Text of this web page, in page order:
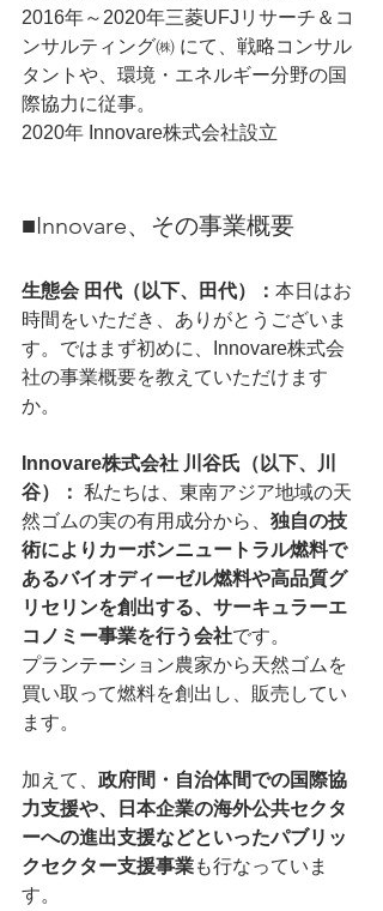
2016年～2020年三菱UFJリサーチ＆コ
ンサルティング㈱ にて、戦略コンサル
タントや、環境・エネルギー分野の国
際協力に従事。
2020年 Innovare株式会社設立
■Innovare、その事業概要
生態会 田代（以下、田代）： 本日はお
時間をいただき、ありがとうございま
す。ではまず初めに、Innovare株式会
社の事業概要を教えていただけます
か。
Innovare株式会社 川谷氏（以下、川
谷）： 私たちは、東南アジア地域の天
然ゴムの実の有用成分から、 独自の技
術によりカーボンニュートラル燃料で
あるバイオディーゼル燃料や高品質グ
リセリンを創出する、サーキュラーエ
コノミー事業を行う会社です。
プランテーション農家から天然ゴムを
買い取って燃料を創出し、販売してい
ます。
加えて、 政府間・自治体間での国際協
力支援や、日本企業の海外公共セクタ
ーへの進出支援などといったパブリッ
クセクター支援事業も行なっていま
す。